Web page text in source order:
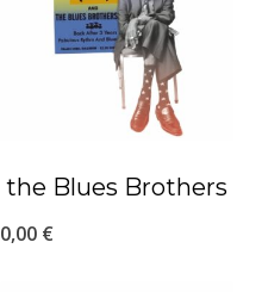
the Blues Brothers
0,00 €